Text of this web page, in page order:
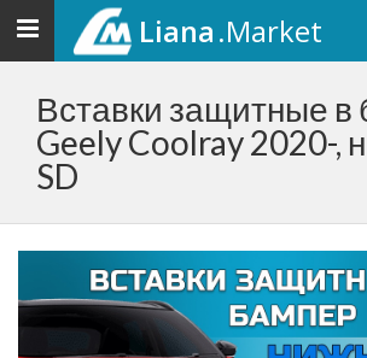
Toggle
navigation
Liana.Market
Вставки защитные в
Geely Coolray 2020-,
SD